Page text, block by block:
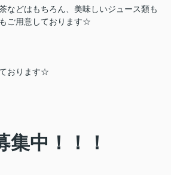
などはもちろん、美味しいジュース類も
ご用意しております☆
おります☆
集中！！！